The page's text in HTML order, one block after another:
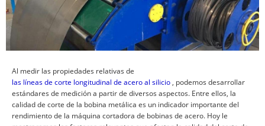
Al medir las propiedades relativas de
las líneas de corte longitudinal de acero al silicio , podemos desarrollar
estándares de medición a partir de diversos aspectos. Entre ellos, la
calidad de corte de la bobina metálica es un indicador importante del
rendimiento de la máquina cortadora de bobinas de acero. Hoy le